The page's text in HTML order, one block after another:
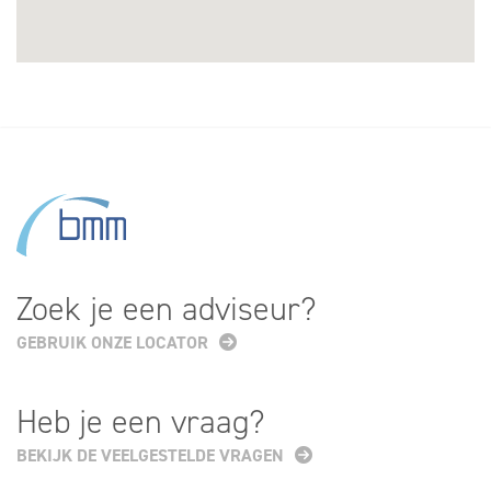
Zoek je een adviseur?
GEBRUIK ONZE LOCATOR
Heb je een vraag?
BEKIJK DE VEELGESTELDE VRAGEN